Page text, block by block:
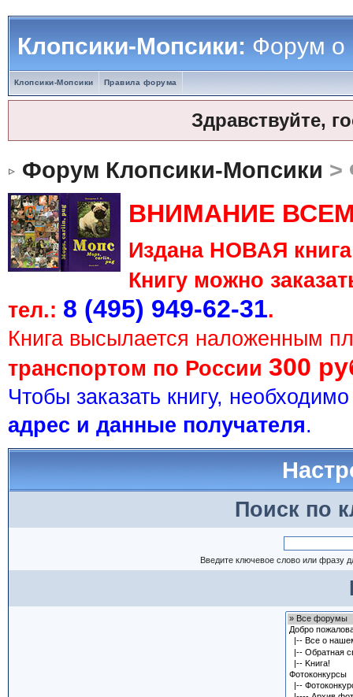
Клопсики-Мопсики:Форум о
Клопсики-Мопсики Правила форума
Здравствуйте,
Форум Клопсики-Мопсики >
ВНИМАНИЕ
Издана НОВАЯ
Книгу можно
тел.: 8 (495) 949-62-31.
Книга высылается наложенным
транспортом по России 300
Чтобы заказать книгу,
адрес и данные получателя.
Поиск по
Введите ключевое слово или фразу